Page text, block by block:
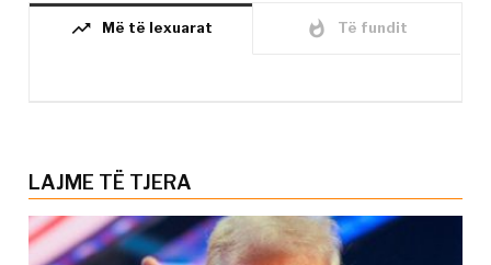
trending_up Më të lexuarat whatshot Të fundit
LAJME TË TJERA